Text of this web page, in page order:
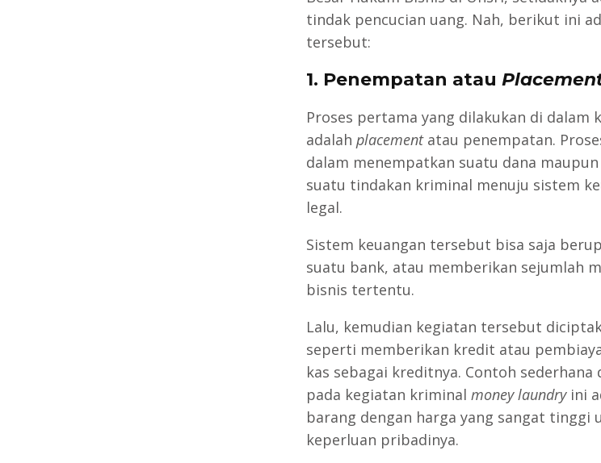
tindak pencucian uang. Nah, berikut ini
tersebut:
1. Penempatan atau
Proses pertama yang dilakukan di dalam
adalah placementatau penempatan.
dalam menempatkan suatu dana
suatu tindakan kriminal menuju sistem
legal.
Sistem keuangan tersebut bisa saja
suatu bank, atau memberikan sejumlah
bisnis tertentu.
Lalu, kemudian kegiatan tersebut
seperti memberikan kredit atau
kas sebagai kreditnya. Contoh
pada kegiatan kriminal money laundryini
barang dengan harga yang sangat tinggi
keperluan pribadinya.